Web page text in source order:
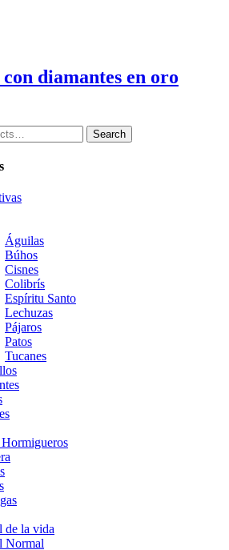
diamantes en oro
Search
Águilas
Búhos
Cisnes
Colibrís
Espíritu Santo
Lechuzas
Pájaros
Patos
Tucanes
de la vida
Normal